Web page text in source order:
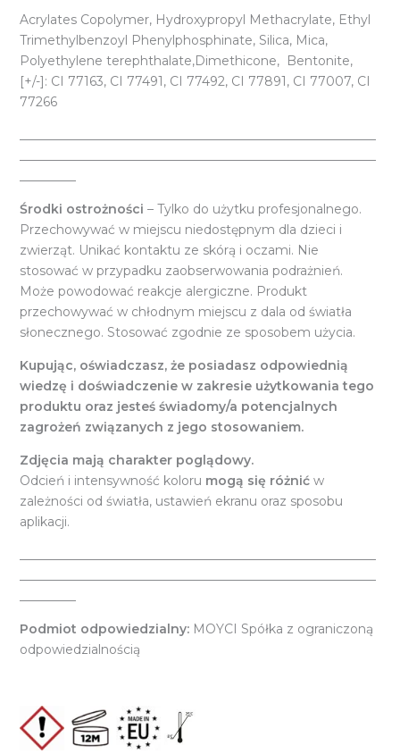
Acrylates Copolymer, Hydroxypropyl Methacrylate, Ethyl
Trimethylbenzoyl Phenylphosphinate, Silica, Mica,
Polyethylene terephthalate,Dimethicone, Bentonite,
[+/-]: CI 77163, CI 77491, CI 77492, CI 77891, CI 77007, CI
77266
Środki ostrożności – Tylko do użytku profesjonalnego.
Przechowywać w miejscu niedostępnym dla dzieci i
zwierząt. Unikać kontaktu ze skórą i oczami. Nie
stosować w przypadku zaobserwowania podrażnień.
Może powodować reakcje alergiczne. Produkt
przechowywać w chłodnym miejscu z dala od światła
słonecznego. Stosować zgodnie ze sposobem użycia.
Kupując, oświadczasz, że posiadasz odpowiednią
wiedzę i doświadczenie w zakresie użytkowania tego
produktu oraz jesteś świadomy/a potencjalnych
zagrożeń związanych z jego stosowaniem.
Zdjęcia mają charakter poglądowy.
Odcień i intensywność koloru mogą się różnićw
zależności od światła, ustawień ekranu oraz sposobu
aplikacji.
Podmiot odpowiedzialny:MOYCI Spółka z ograniczoną
odpowiedzialnością